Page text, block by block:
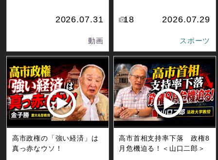
2026.07.31
動画
18 2026.07.29
スポーツ
高市政権の「強い経済」は
真っ赤なウソ！
高市首相支持率下落 政権8
月危機迫る！＜山口二郎＞